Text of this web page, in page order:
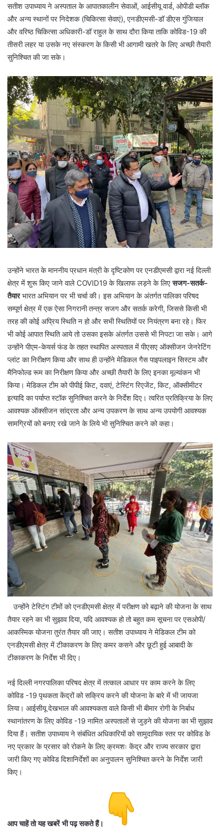
सतीश उपाध्याय ने अस्पताल के आपातकालीन सेवाओं, आईसीयू वार्ड, ओपीडी ब्लॉक
और अन्य स्थानों पर निदेशक (चिकित्सा सेवाएं), एनडीएमसी-डॉ डीएस गुंजियाल
और वरिष्ठ चिकित्सा अधिकारी-डॉ राहुल के साथ दौरा किया ताकि कोविड-19 की
तीसरी लहर या उसके नए संस्करण के किसी भी आगामी खतरे के लिए अच्छी तैयारी
सुनिश्चित की जा सके।
उन्होंने भारत के माननीय प्रधान मंत्री के दृष्टिकोण पर एनडीएमसी द्वारा नई दिल्ली
क्षेत्र में शुरू किए जाने वाले COVID19 के खिलाफ लड़ने के लिएसजग-सतर्क-
तैयारभारत अभियान पर भी चर्चा की। इस अभियान के अंतर्गत पालिका परिषद
सम्पूर्ण क्षेत्र में एक ऐसा निगरानी तन्त्र सजग और सतर्क करेगी, जिससे किसी भी
तरह की कोई अप्रिय स्थिति न हो और सभी स्थितियों पर नियंत्रण बना रहे। फिर
भी कोई आपात स्थिति आये तो उसका इसके अंतर्गत उससे भी निपटा जा सके। आगे
उन्होंने पीएम-केयर्स फंड के तहत स्थापित अस्पताल में पीएसए ऑक्सीजन जेनरेटिंग
प्लांट का निरीक्षण किया और साथ ही उन्होंने मेडिकल गैस पाइपलाइन सिस्टम और
मैनिफोल्ड रूम का निरीक्षण किया और अच्छी तैयारी के लिए इनका मूल्यांकन भी
किया। मेडिकल टीम को पीपीई किट, दवाएं, टेस्टिंग रिएजेंट, किट, ऑक्सीमीटर
इत्यादि का पर्याप्त स्टॉक सुनिश्चित करने के निर्देश दिए। त्वरित प्रतिक्रिया के लिए
आवश्यक ऑक्सीजन सांद्रता और अन्य उपकरण के साथ अन्य उपयोगी आवश्यक
सामग्रियों को बनाए रखे जाने के लिये भी सुनिश्चित करने को कहा।
उन्होंने टेस्टिंग टीमों को एनडीएमसी क्षेत्र में परीक्षण को बढ़ाने की योजना के साथ
तैयार रहने का भी सुझाव दिया, यदि आवश्यक हो तो बहुत कम सूचना पर एसओपी/
आकस्मिक योजना तुरंत तैयार की जाए। सतीश उपाध्याय ने मेडिकल टीम को
एनडीएमसी क्षेत्र में टीकाकरण के लिए कमर कसने और छूटी हुई आबादी के
टीकाकरण के निर्देश भी दिए।
नई दिल्ली नगरपालिका परिषद क्षेत्र में तत्काल आधार पर काम करने के लिए
कोविड -19 पृथकता केंद्रों को सक्रिय करने की योजना के बारे में भी जायजा
लिया। आईसीयू देखभाल की आवश्यकता वाले किसी भी बीमार रोगी के निर्बाध
स्थानांतरण के लिए कोविड -19 नामित अस्पतालों से जुड़ने की योजना का भी सुझाव
दिया हैं। सतीश उपाध्याय ने संबंधित अधिकारियों को सामुदायिक स्तर पर कोविड के
नए प्रकार के प्रसार को रोकने के लिए क्रमशः केंद्र और राज्य सरकार द्वारा
जारी किए गए कोविड दिशानिर्देशों का अनुपालन सुनिश्चित करने के निर्देश जारी
किए।
आप चाहें तो यह खबरें भी पढ़ सकते हैं।